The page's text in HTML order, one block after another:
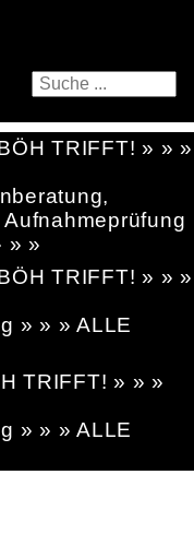
TRIFFT! » » »
» »
TRIFFT! » » »
» » » ALLE
TRIFFT! » » »
» » » ALLE